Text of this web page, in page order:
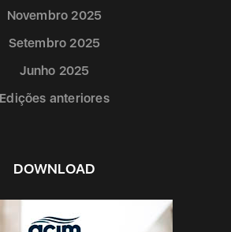
Novembro 2025
Setembro 2025
Junho 2025
Edições anteriores
DOWNLOAD